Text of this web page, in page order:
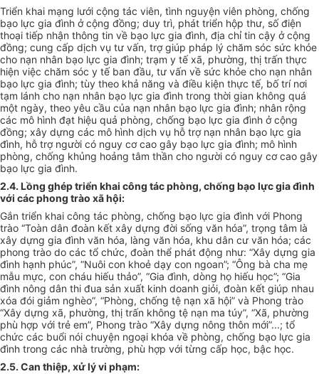
Triển khai mạng lưới cộng tác viên, tình nguyện viên phòng, chống
bạo lực gia đình ở cộng đồng; duy trì, phát triển hộp thư, số điện
thoại tiếp nhận thông tin về bạo lực gia đình, địa chỉ tin cậy ở cộng
đồng; cung cấp dịch vụ tư vấn, trợ giúp pháp lý chăm sóc sức khỏe
cho nạn nhân bạo lực gia đình; trạm y tế xã, phường, thị trấn thực
hiện việc chăm sóc y tế ban đầu, tư vấn về sức khỏe cho nạn nhân
bạo lực gia đình; tùy theo khả năng và điều kiện thực tế, bố trí nơi
tạm lánh cho nạn nhân bạo lực gia đình trong thời gian không quá
một ngày, theo yêu cầu của nạn nhân bạo lực gia đình; nhân rộng
các mô hình đạt hiệu quả phòng, chống bạo lực gia đình ởcộng
đồng; xây dựng các mô hình dịch vụ hỗ trợ nạn nhân bạo lực gia
đình, hỗ trợ người có nguy cơ cao gây bạo lực gia đình; mô hình
phòng, chống khủng hoảng tâm thần cho người có nguy cơ cao gây
bạo lực gia đình.
2.4. Lồng ghép triển khai công tác phòng, chống bạo lực gia đình
với các phong trào xã hội:
Gắn triển khai công tác phòng, chống bạo lực gia đình với Phong
trào “Toàn dân đoàn kết xây dựng đời sống văn hóa”, trọng tâm là
xây dựng gia đình văn hóa, làng văn hóa, khu dân cư văn hóa; các
phong trào do các tổ chức, đoàn thể phát động như: “Xây dựng gia
đình hạnh phúc”, “Nuôi con khoẻ dạy con ngoan”; “Ông bà cha mẹ
mẫu mực, con cháu hiếu thảo”, “Gia đình, dòng họ hiếu học”; “Gia
đình nông dân thi đua sản xuất kinh doanh giỏi, đoàn kết giúp nhau
xóa đói giảm nghèo”, “Phòng, chống tệ nạn xã hội” và Phong trào
“Xây dựng xã, phường, thị trấn không tệ nạn ma túy”, “Xã, phường
phù hợp với trẻ em”, Phong trào “Xây dựng nông thôn mới”...; tổ
chức các buổi nói chuyện ngoại khóa về phòng, chống bạo lực gia
đình trong các nhà trường, phù hợp với từng cấp học, bậc học.
2.5. Can thiệp, xử lý vi phạm: